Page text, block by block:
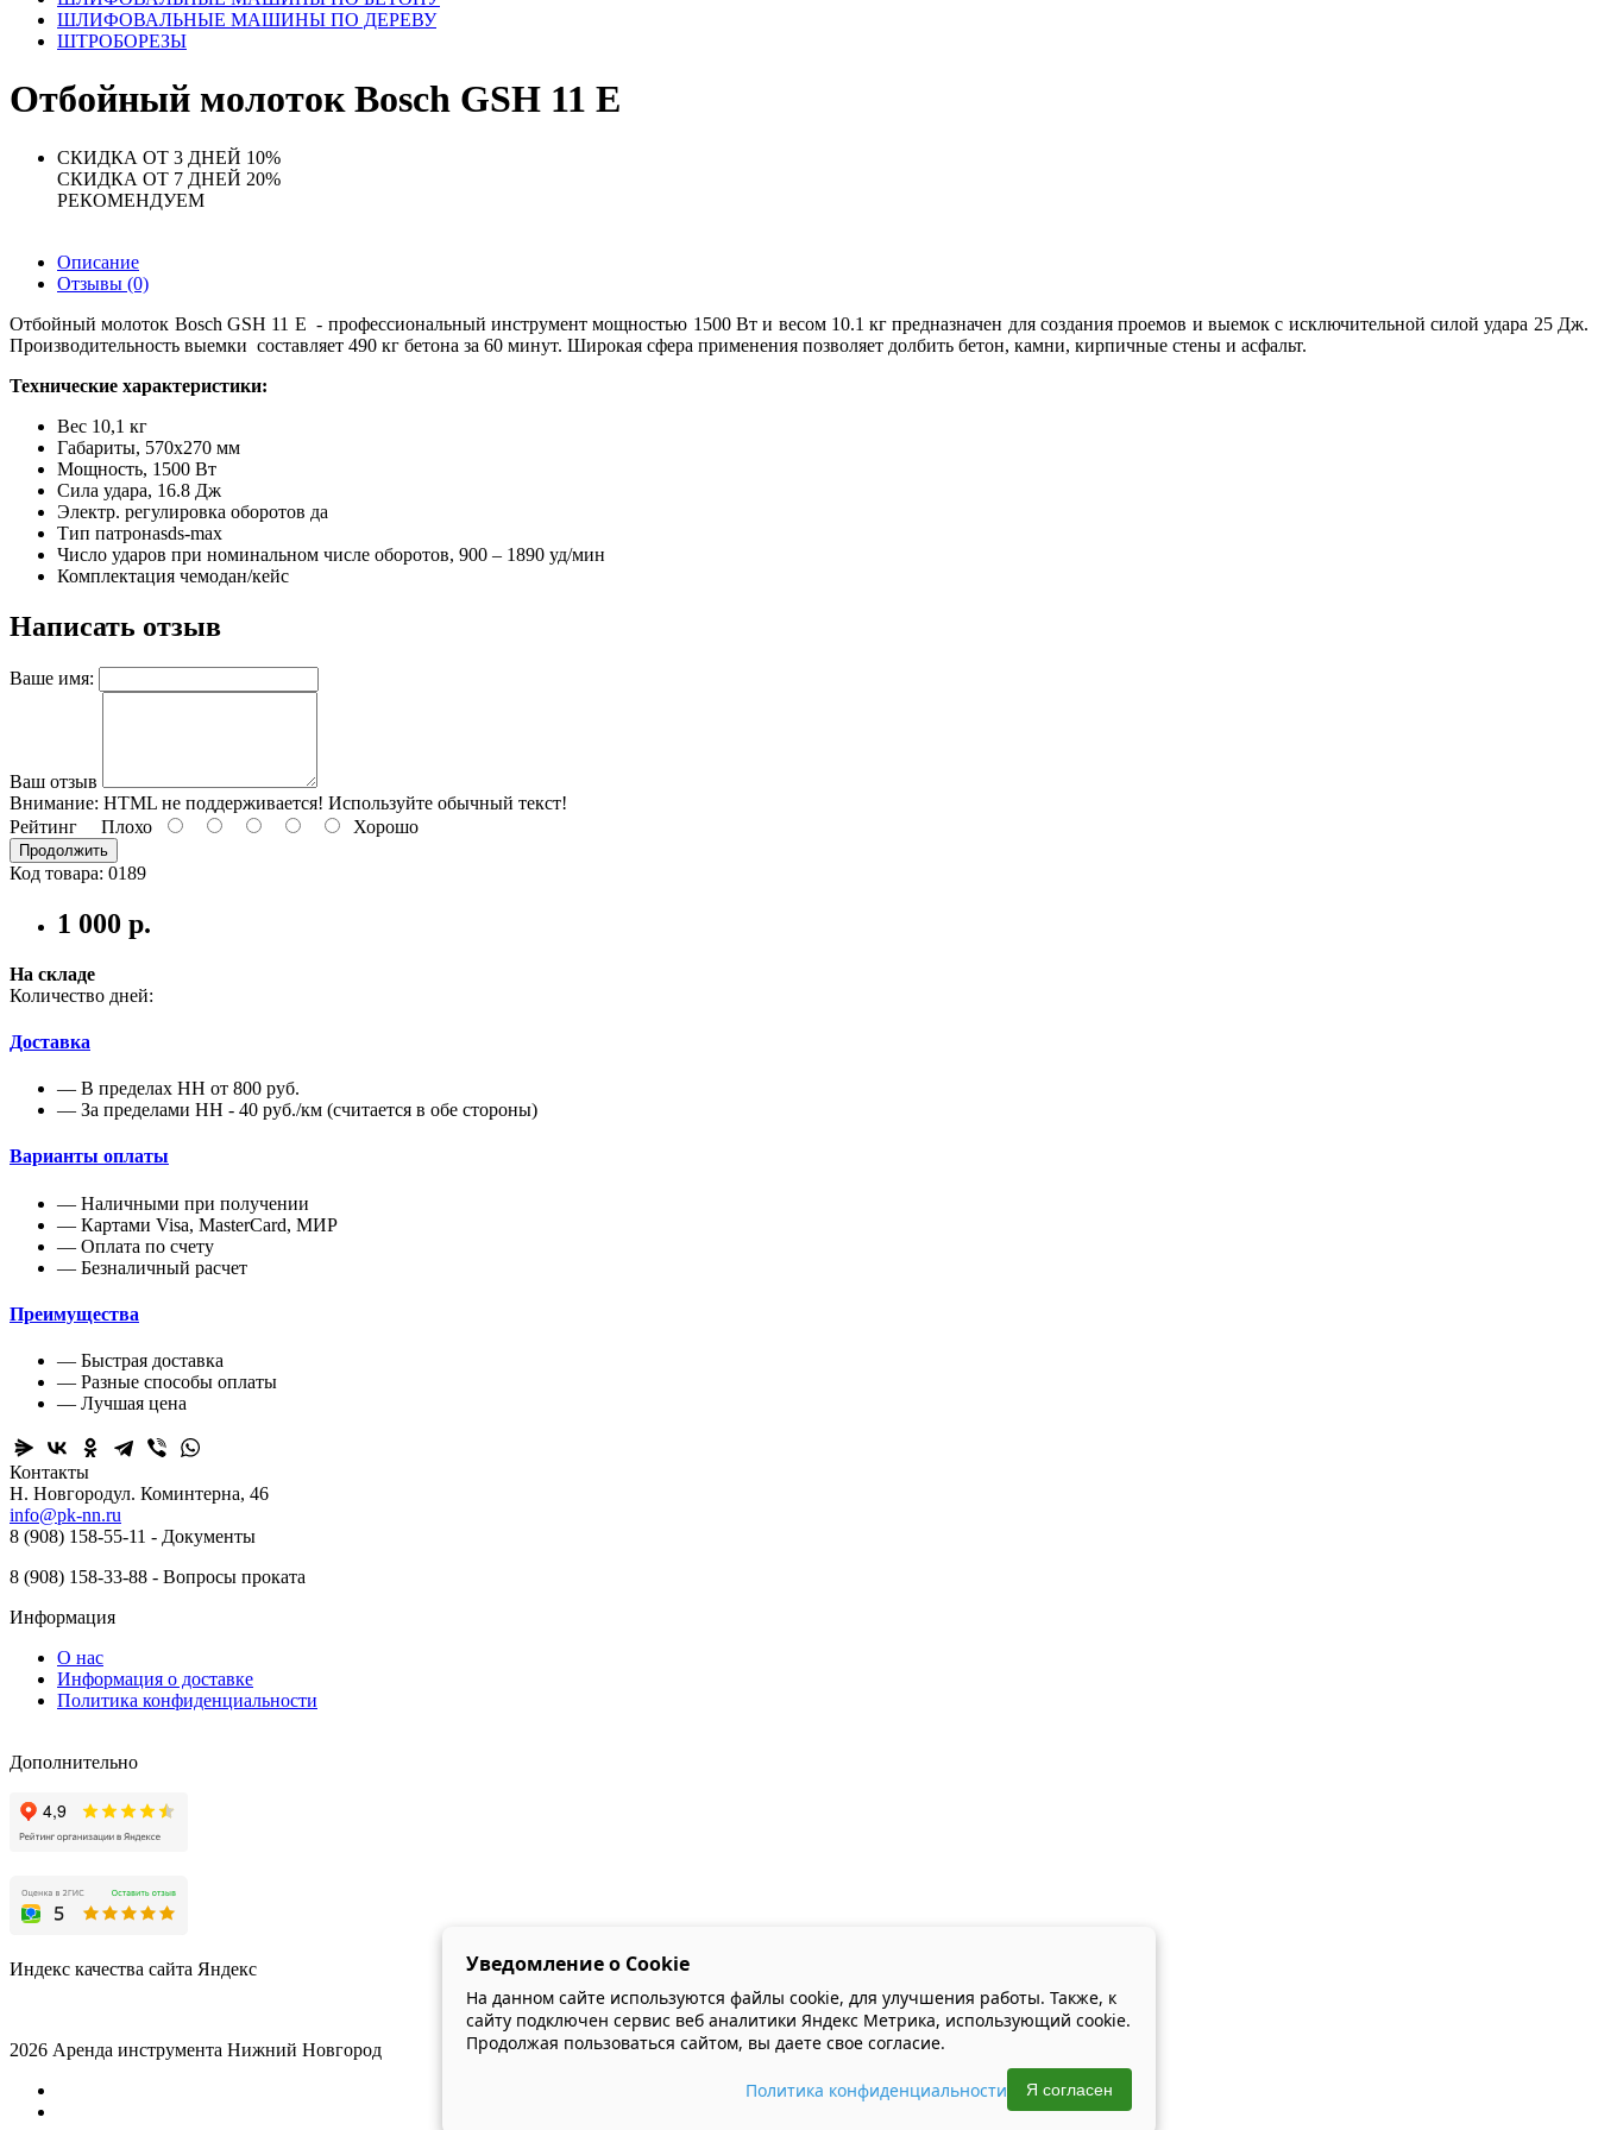
ШЛИФОВАЛЬНЫЕ МАШИНЫ ПО ДЕРЕВУ
ШТРОБОРЕЗЫ
Отбойный молоток Bosch GSH 11 E
СКИДКА ОТ 3 ДНЕЙ 10%
СКИДКА ОТ 7 ДНЕЙ 20%
РЕКОМЕНДУЕМ
Описание
Отзывы (0)
Отбойный молоток Bosch GSH 11 E - профессиональный инструмент мощностью 1500 Вт и весом 10.1 кг предназначен для создания проемов и выемок с исключительной силой удара 25 Дж.
Производительность выемки составляет 490 кг бетона за 60 минут. Широкая сфера применения позволяет долбить бетон, камни, кирпичные стены и асфальт.
Технические характеристики:
Вес 10,1 кг
Габариты, 570х270 мм
Мощность, 1500 Вт
Сила удара, 16.8 Дж
Электр. регулировка оборотов да
Тип патронаsds-max
Число ударов при номинальном числе оборотов, 900 – 1890 уд/мин
Комплектация чемодан/кейс
Написать отзыв
Ваше имя:
Ваш отзыв
Внимание: HTML не поддерживается! Используйте обычный текст!
Рейтинг Плохо Хорошо
Продолжить
Код товара: 0189
1 000 р.
На складе
Количество дней:
Доставка
— В пределах НН от 800 руб.
— За пределами НН - 40 руб./км (считается в обе стороны)
Варианты оплаты
— Наличными при получении
— Картами Visa, MasterCard, МИР
— Оплата по счету
— Безналичный расчет
Преимущества
— Быстрая доставка
— Разные способы оплаты
— Лучшая цена
Контакты
Н. Новгород ​ул. Коминтерна, 46
info@pk-nn.ru
8 (908) 158-55-11 - Документы
8 (908) 158-33-88 - Вопросы проката
Информация
О нас
Информация о доставке
Политика конфиденциальности
Дополнительно
Индекс качества сайта Яндекс
2026 Аренда инструмента Нижний Новгород
Уведомление о Cookie
На данном сайте используются файлы cookie, для улучшения работы. Также, к
сайту подключен сервис веб аналитики Яндекс Метрика, использующий cookie.
Продолжая пользоваться сайтом, вы даете свое согласие.
Политика конфиденциальности Я согласен